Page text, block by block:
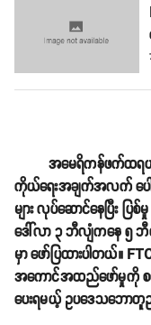
အမေရိကန်ဖက်ထရယ်
ကိုယ်ရေးအချက်အလက် ပေါ
များ လုပ်ဆောင်နေပြီး
ဒေါ်လာ ၃ ဘီလျံကနေ ၅
မှာ ဖော်ပြထားပါတယ်။
အကောင်အထည်ဖော်မှုကို စ
ပေးရမယ့် ဥပဒေသဘောတူ